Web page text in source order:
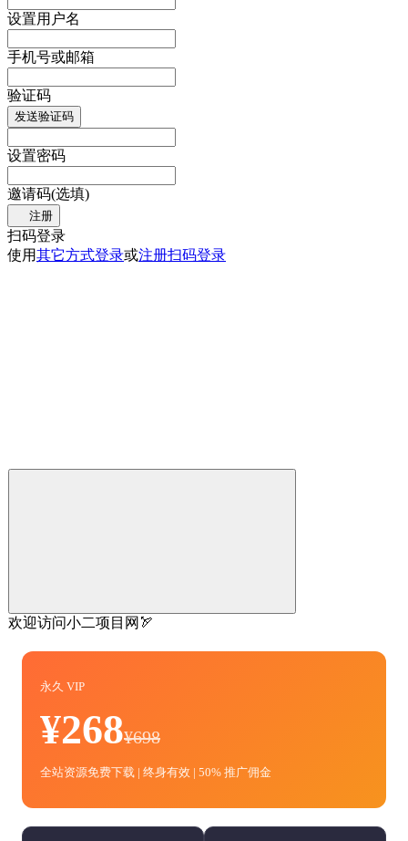
设置用户名
手机号或邮箱
验证码
发送验证码
设置密码
邀请码(选填)
注册
扫码登录
使用其它方式登录或注册扫码登录
欢迎访问小二项目网🏹
永久 VIP
¥268¥698
全站资源免费下载 | 终身有效 | 50% 推广佣金